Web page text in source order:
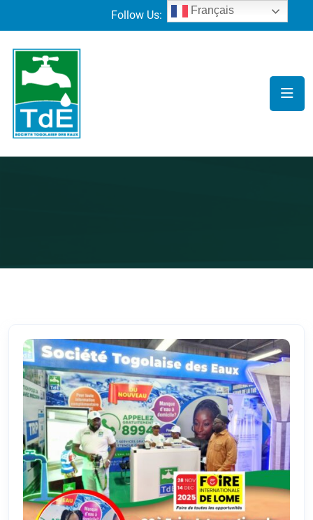
Follow Us: Français